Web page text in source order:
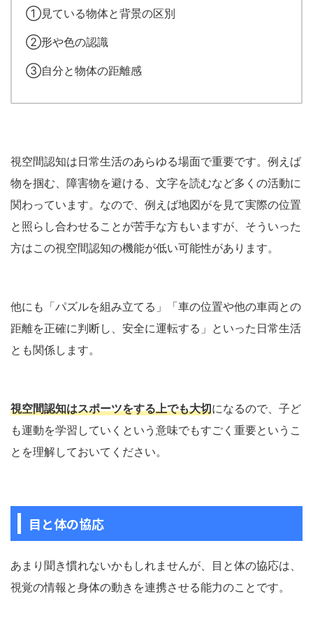
①見ている物体と背景の区別
②形や色の認識
③自分と物体の距離感
視空間認知は日常生活のあらゆる場面で重要です。例えば
物を掴む、障害物を避ける、文字を読むなど多くの活動に
関わっています。なので、例えば地図がを見て実際の位置
と照らし合わせることが苦手な方もいますが、そういった
方はこの視空間認知の機能が低い可能性があります。
他にも「パズルを組み立てる」「車の位置や他の車両との
距離を正確に判断し、安全に運転する」といった日常生活
とも関係します。
視空間認知はスポーツをする上でも大切になるので、子ど
も運動を学習していくという意味でもすごく重要というこ
とを理解しておいてください。
目と体の協応
あまり聞き慣れないかもしれませんが、目と体の協応は、
視覚の情報と身体の動きを連携させる能力のことです。